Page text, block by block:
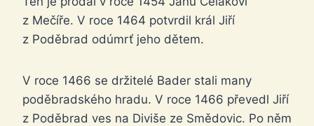
z Mečíře. V roce 1464 potvrdil král Jiří
z Poděbrad odúmrť jeho dětem.
V roce 1466 se držitelé Bader stali many
poděbradského hradu. V roce 1466 převedl Jiří
z Poděbrad ves na Diviše ze Smědovic. Po něm